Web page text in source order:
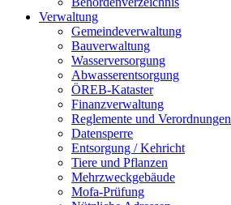
Verwaltung
Gemeindeverwaltung
Bauverwaltung
Wasserversorgung
Abwasserentsorgung
ÖREB-Kataster
Finanzverwaltung
Reglemente und Verordnungen
Datensperre
Entsorgung / Kehricht
Tiere und Pflanzen
Mehrzweckgebäude
Mofa-Prüfung